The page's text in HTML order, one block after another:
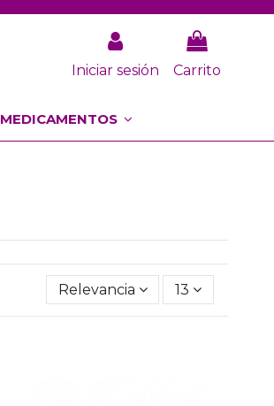
Iniciar sesión Carrito
MEDICAMENTOS
Relevancia 13